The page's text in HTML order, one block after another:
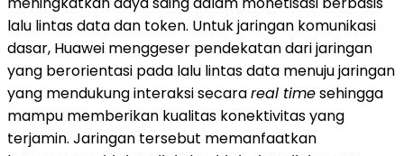
lalu lintas data dan token. Untuk jaringan komunikasi
dasar, Huawei menggeser pendekatan dari jaringan
yang berorientasi pada lalu lintas data menuju jaringan
yang mendukung interaksi secarareal timesehingga
mampu memberikan kualitas konektivitas yang
terjamin. Jaringan tersebut memanfaatkan